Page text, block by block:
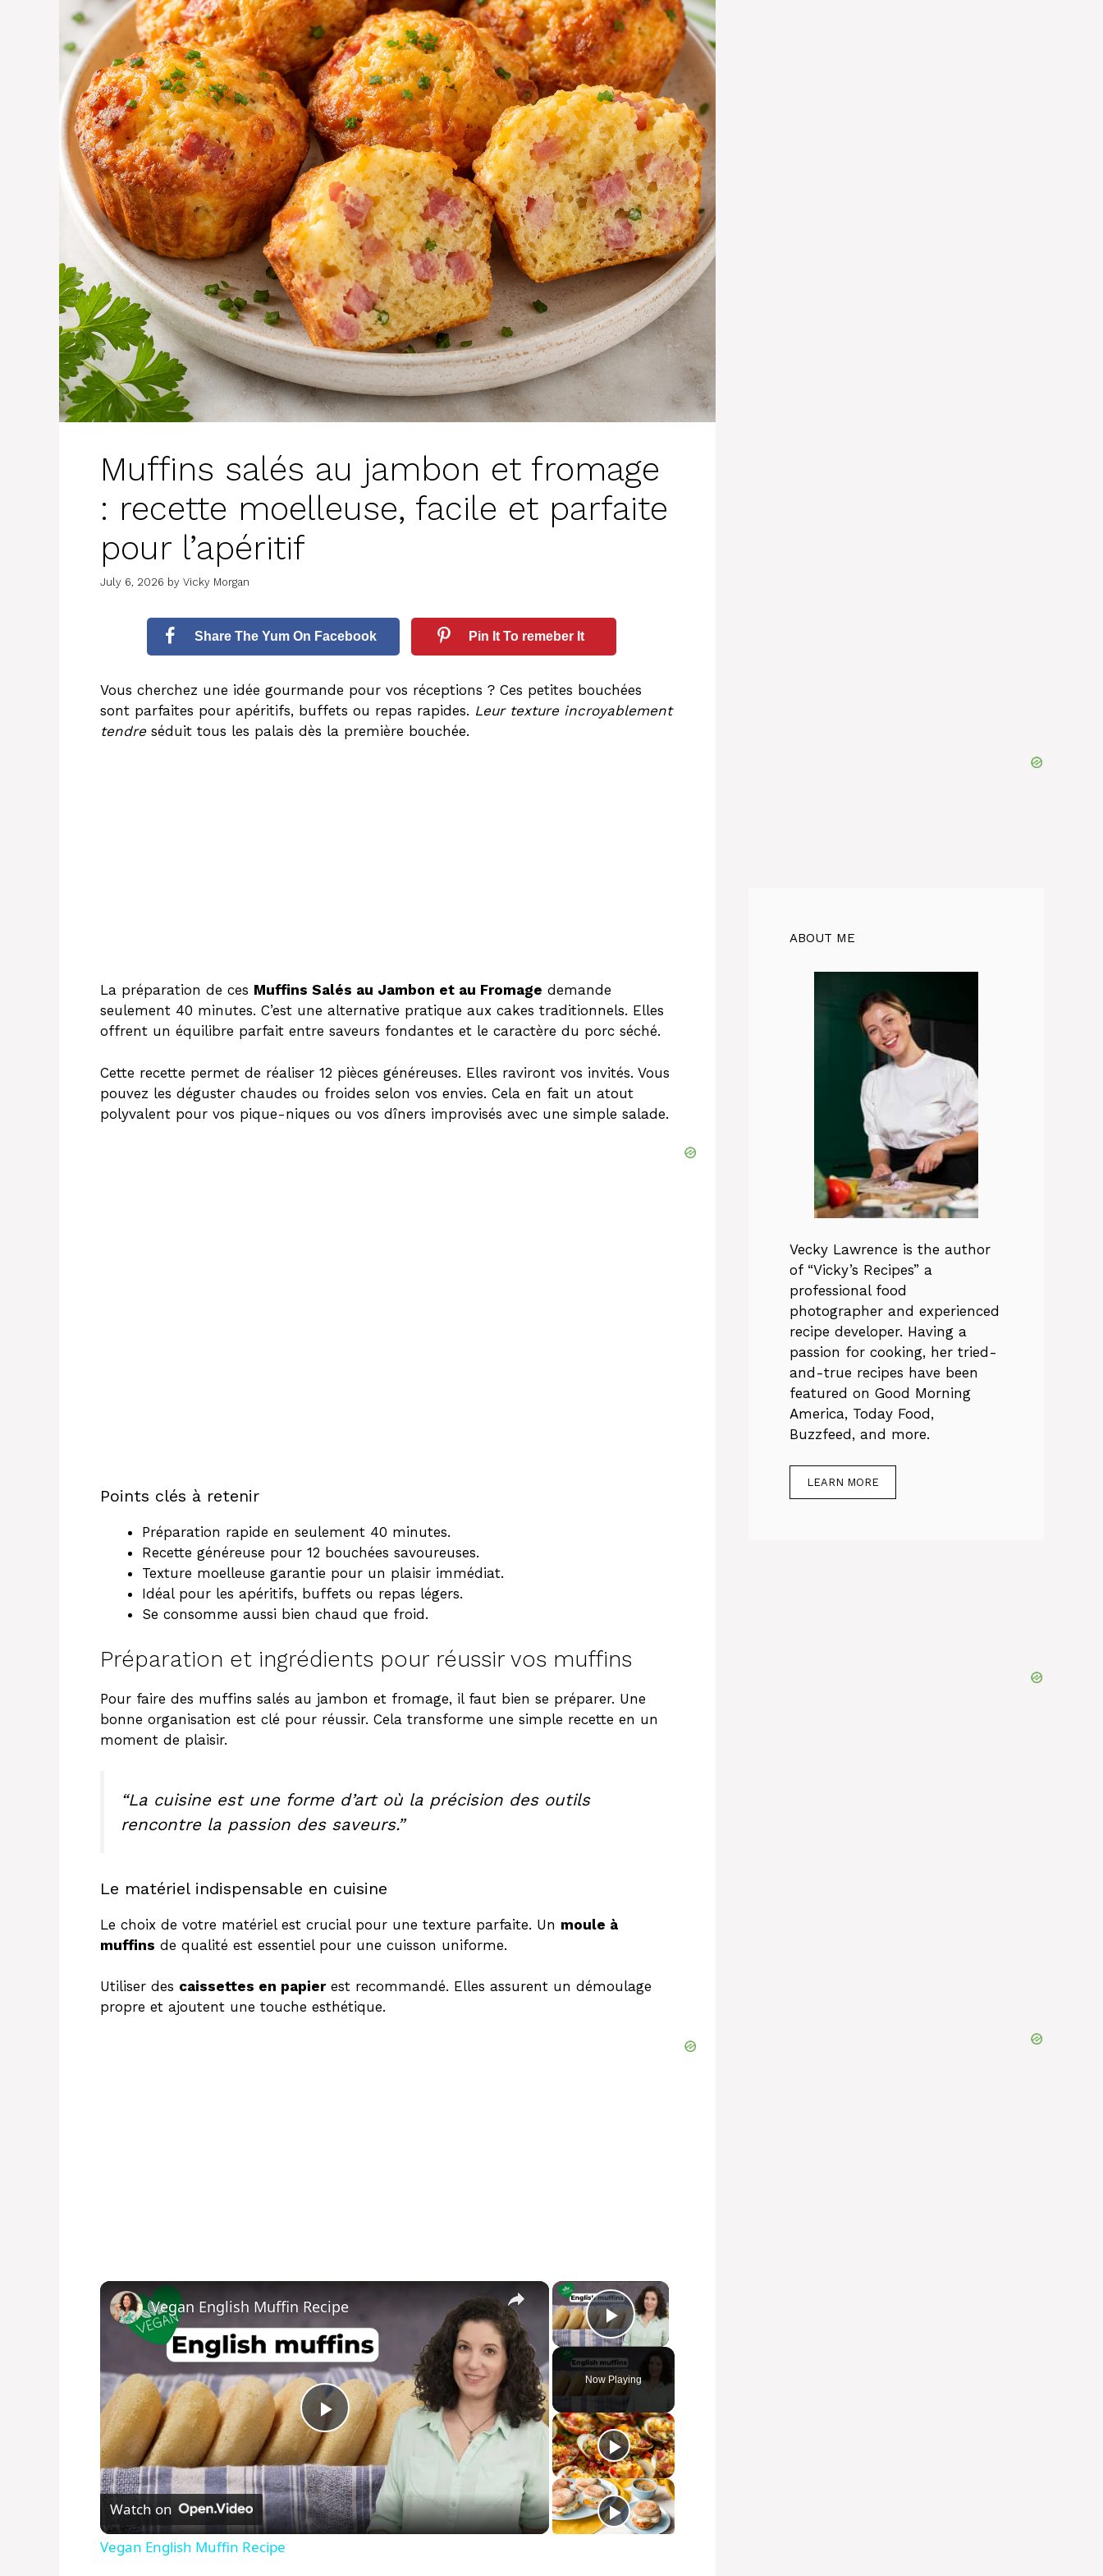
Muffins salés au jambon et fromage
: recette moelleuse, facile et parfaite
pour l’apéritif
July 6, 2026 by Vicky Morgan
Share The Yum On Facebook Pin It To remeber It
Vous cherchez une idée gourmande pour vos réceptions ? Ces petites bouchées
sont parfaites pour apéritifs, buffets ou repas rapides. Leur texture incroyablement
tendreséduit tous les palais dès la première bouchée.
La préparation de ces Muffins Salés au Jambon et au Fromage demande
seulement 40 minutes. C’est une alternative pratique aux cakes traditionnels. Elles
offrent un équilibre parfait entre saveurs fondantes et le caractère du porc séché.
Cette recette permet de réaliser 12 pièces généreuses. Elles raviront vos invités. Vous
pouvez les déguster chaudes ou froides selon vos envies. Cela en fait un atout
polyvalent pour vos pique-niques ou vos dîners improvisés avec une simple salade.
Points clés à retenir
Préparation rapide en seulement 40 minutes.
Recette généreuse pour 12 bouchées savoureuses.
Texture moelleuse garantie pour un plaisir immédiat.
Idéal pour les apéritifs, buffets ou repas légers.
Se consomme aussi bien chaud que froid.
Préparation et ingrédients pour réussir vos muffins
Pour faire des muffins salés au jambon et fromage, il faut bien se préparer. Une
bonne organisation est clé pour réussir. Cela transforme une simple recette en un
moment de plaisir.
“La cuisine est une forme d’art où la précision des outils
rencontre la passion des saveurs.”
Le matériel indispensable en cuisine
Le choix de votre matériel est crucial pour une texture parfaite. Un moule à
muffins de qualité est essentiel pour une cuisson uniforme.
Utiliser des caissettes en papierest recommandé. Elles assurent un démoulage
propre et ajoutent une touche esthétique.
×
Play Video
Now Playing
×
P
l
a
Vegan English Muffin Recipe
Watch on
Vegan English Muffin Recipe
ABOUT ME
Vecky Lawrence is the author
of “Vicky’s Recipes” a
professional food
photographer and experienced
recipe developer. Having a
passion for cooking, her tried-
and-true recipes have been
featured on Good Morning
America, Today Food,
Buzzfeed, and more.
LEARN MORE